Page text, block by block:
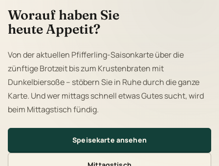
Worauf haben Sie
heute Appetit?
Von der aktuellen Pfifferling-Saisonkarte über die
zünftige Brotzeit bis zum Krustenbraten mit
Dunkelbiersoße – stöbern Sie in Ruhe durch die ganze
Karte. Und wer mittags schnell etwas Gutes sucht, wird
beim Mittagstisch fündig.
Speisekarte ansehen